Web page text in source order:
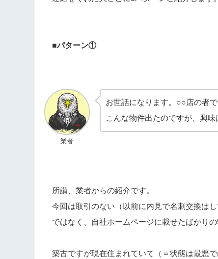
■パターン①
業者
お世話になります。○○店の者で
こんな物件出たのですが、興味
所謂、業者からの紹介です。
今回は取引のない（以前に内見で名刺交換は
ではなく、自社ホームページに載せたばかりの
築古ですが現在住まれていて（＝状態は最悪